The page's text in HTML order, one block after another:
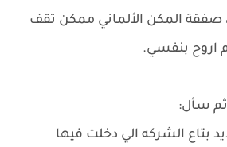
المكن الألماني ممكن تقف
اروح بنفسي.
سأل:
بتاع الشركه الي دخلت فيها